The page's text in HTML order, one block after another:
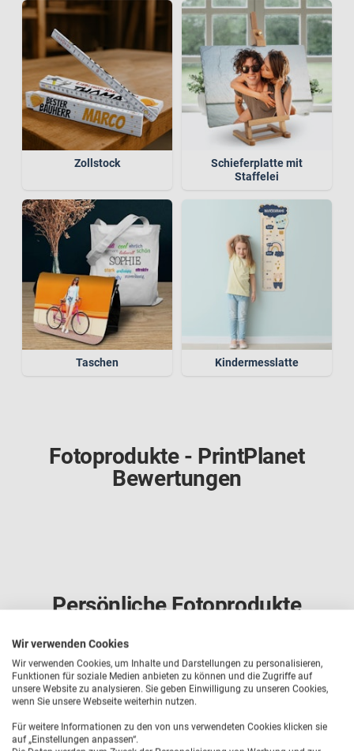
Zollstock
Schieferplatte mit
Staffelei
Taschen Kindermesslatte
Fotoprodukte - PrintPlanet
Bewertungen
Persönliche Fotoprodukte
Individuell & kreativ - Weitere
PrintPlanet Fotoprodukte entdecken
Wir verwenden Cookies
Wir verwenden Cookies, um Inhalte und Darstellungen zu personalisieren,
Funktionen für soziale Medien anbieten zu können und die Zugriffe auf
unsere Website zu analysieren. Sie geben Einwilligung zu unseren Cookies,
wenn Sie unsere Webseite weiterhin nutzen.
Für weitere Informationen zu den von uns verwendeten Cookies klicken sie
auf „Einstellungen anpassen“.